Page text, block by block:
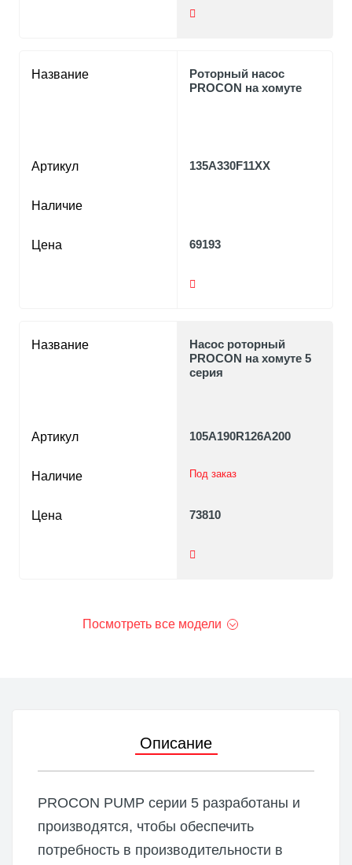
Название
Артикул
Наличие
Цена
Роторный насос
PROCON на хомуте
135A330F11XX
69193
Название
Артикул
Наличие
Цена
Насос роторный
PROCON на хомуте 5
серия
105A190R126A200
Под заказ
73810
Посмотреть все модели
Описание
PROCON PUMP серии 5 разработаны и
производятся, чтобы обеспечить
потребность в производительности в